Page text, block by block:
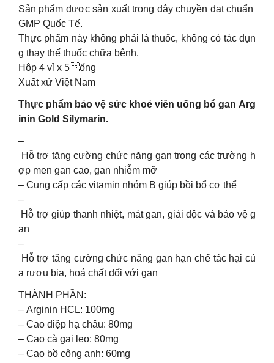
Sản phẩm được sản xuất trong dây chuyền đạt chuẩn
GMP Quốc Tế.
Thực phẩm này không phải là thuốc, không có tác dụn
g thay thế thuốc chữa bệnh.
Hộp 4 vỉ x 5ống
Xuất xứ Việt Nam
Thực phẩm bảo vệ sức khoẻ viên uống bổ gan Arg
inin Gold Silymarin.
–
Hỗ trợ tăng cường chức năng gan trong các trường h
ợp men gan cao, gan nhiễm mỡ
– Cung cấp các vitamin nhóm B giúp bồi bổ cơ thể
–
Hỗ trợ giúp thanh nhiệt, mát gan, giải độc và bảo vệ g
an
–
Hỗ trợ tăng cường chức năng gan hạn chế tác hại củ
a rượu bia, hoá chất đối với gan
THÀNH PHẦN:
– Arginin HCL: 100mg
– Cao diệp hạ châu: 80mg
– Cao cà gai leo: 80mg
– Cao bồ công anh: 60mg